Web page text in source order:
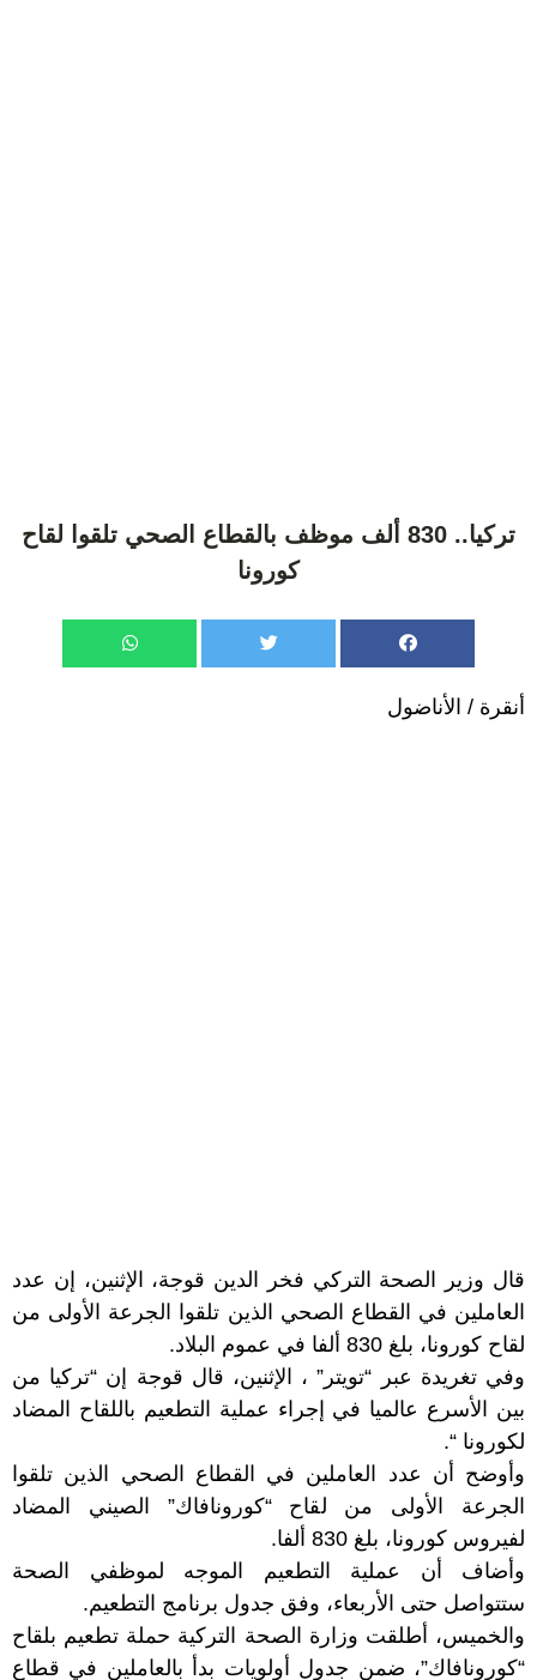
تركيا.. 830 ألف موظف بالقطاع الصحي تلقوا لقاح
كورونا
أنقرة / الأناضول
قال وزير الصحة التركي فخر الدين قوجة، الإثنين، إن عدد
العاملين في القطاع الصحي الذين تلقوا الجرعة الأولى من
لقاح كورونا، بلغ 830 ألفا في عموم البلاد.
وفي تغريدة عبر “تويتر” ، الإثنين، قال قوجة إن “تركيا من
بين الأسرع عالميا في إجراء عملية التطعيم باللقاح المضاد
لكورونا “.
وأوضح أن عدد العاملين في القطاع الصحي الذين تلقوا
الجرعة الأولى من لقاح “كورونافاك” الصيني المضاد
لفيروس كورونا، بلغ 830 ألفا.
وأضاف أن عملية التطعيم الموجه لموظفي الصحة
ستتواصل حتى الأربعاء، وفق جدول برنامج التطعيم.
والخميس، أطلقت وزارة الصحة التركية حملة تطعيم بلقاح
“كورونافاك”، ضمن جدول أولويات بدأ بالعاملين في قطاع